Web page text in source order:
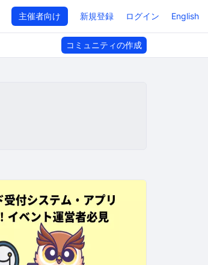
主催者向け 新規登録 ログイン English
コミュニティの作成